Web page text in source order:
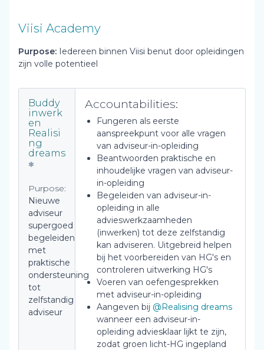
Viisi Academy
Purpose: Iedereen binnen Viisi benut door opleidingen
zijn volle potentieel
Buddy
inwerk
en
Realisi
ng
dreams
Purpose:
Nieuwe
adviseur
supergoed
begeleiden
met
praktische
ondersteuning
tot
zelfstandig
adviseur
Accountabilities:
Fungeren als eerste
aanspreekpunt voor alle vragen
van adviseur-in-opleiding
Beantwoorden praktische en
inhoudelijke vragen van adviseur-
in-opleiding
Begeleiden van adviseur-in-
opleiding in alle
advieswerkzaamheden
(inwerken) tot deze zelfstandig
kan adviseren. Uitgebreid helpen
bij het voorbereiden van HG's en
controleren uitwerking HG's
Voeren van oefengesprekken
met adviseur-in-opleiding
Aangeven bij @Realising dreams
wanneer een adviseur-in-
opleiding adviesklaar lijkt te zijn,
zodat groen licht-HG ingepland